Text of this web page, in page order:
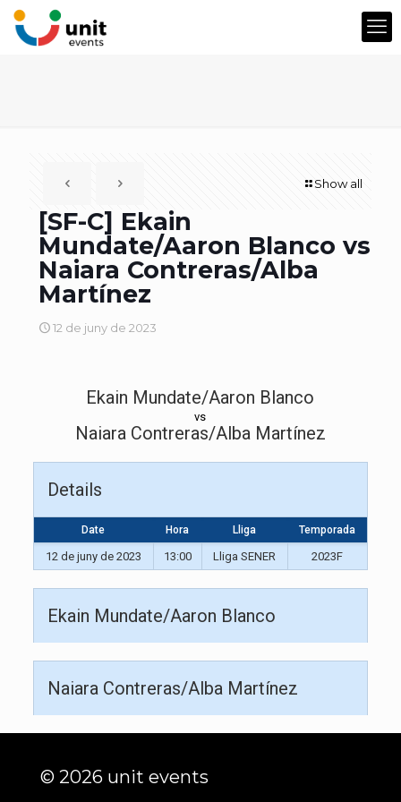
Show all
[SF-C] Ekain
Mundate/Aaron Blanco vs
Naiara Contreras/Alba
Martínez
12 de juny de 2023
Ekain Mundate/Aaron Blanco
vs
Naiara Contreras/Alba Martínez
Details
Date Hora Lliga Temporada
12 de juny de 2023 13:00 Lliga SENER 2023F
Ekain Mundate/Aaron Blanco
Naiara Contreras/Alba Martínez
© 2026 unit events